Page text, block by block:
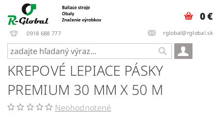
0918 688 777 rglobal@rglobal.sk
0 €
KREPOVÉ LEPIACE PÁSKY
PREMIUM 30 MM X 50 M
Neohodnotené